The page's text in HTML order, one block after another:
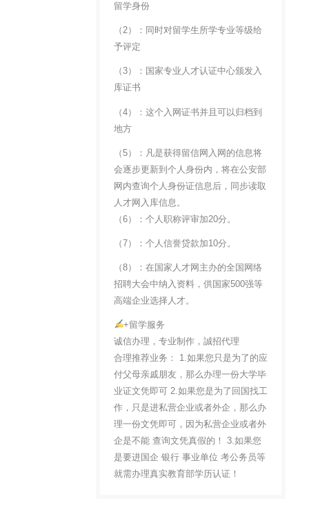
留学身份
（2）：同时对留学生所学专业等级给
予评定
（3）：国家专业人才认证中心颁发入
库证书
（4）：这个入网证书并且可以归档到
地方
（5）：凡是获得留信网入网的信息将
会逐步更新到个人身份内，将在公安部
网内查询个人身份证信息后，同步读取
人才网入库信息。
（6）：个人职称评审加20分。
（7）：个人信誉贷款加10分。
（8）：在国家人才网主办的全国网络
招聘大会中纳入资料，供国家500强等
高端企业选择人才。
+留学服务
诚信办理，专业制作，誠招代理
合理推荐业务： 1.如果您只是为了的应
付父母亲戚朋友，那么办理一份大学毕
业证文凭即可 2.如果您是为了回国找工
作，只是进私营企业或者外企，那么办
理一份文凭即可，因为私营企业或者外
企是不能 查询文凭真假的！ 3.如果您
是要进国企 银行 事业单位 考公务员等
就需办理真实教育部学历认证！